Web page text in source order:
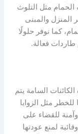
مثل التلوث
والمبنى
كما نوفر حلولًا
طاردات فعالة.
السامة يتم
للخطر مثل الزوايا
للقضاء على
لمنع عودتها